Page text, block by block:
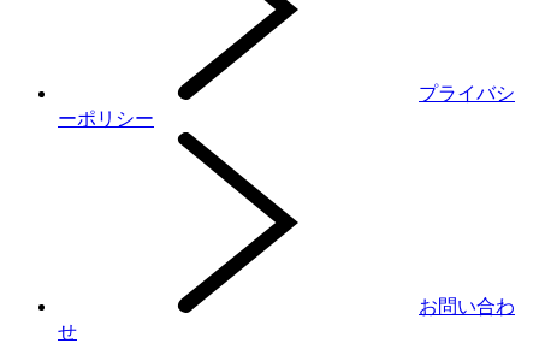
プライバシ
ーポリシー
お問い合わ
せ